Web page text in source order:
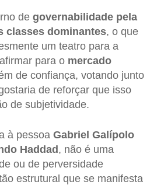
de governabilidade pela
classes dominantes, o que
um teatro para a
para o mercado
de confiança, votando junto
de reforçar que isso
de subjetividade.
à pessoa Gabriel Galípolo
Haddad, não é uma
ou de perversidade
estrutural que se manifesta